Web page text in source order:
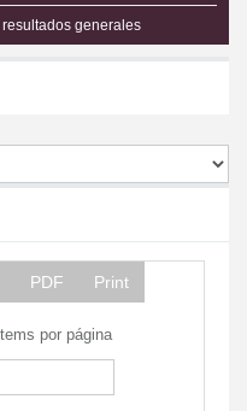
generales
PDF Print
por página